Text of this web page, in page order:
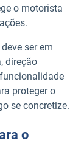
o motorista
ser em
direção
proteger o
se concretize.
o